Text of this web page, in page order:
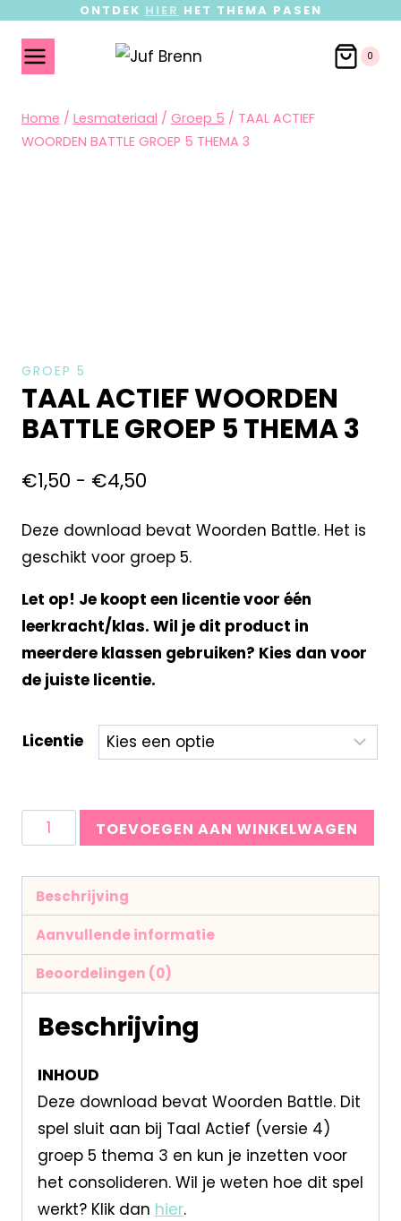
ONTDEK HIER HET THEMA PASEN
0
Home / Lesmateriaal / Groep 5 / TAAL ACTIEF
WOORDEN BATTLE GROEP 5 THEMA 3
GROEP 5
TAAL ACTIEF WOORDEN
BATTLE GROEP 5 THEMA 3
€1,50 - €4,50
Deze download bevat Woorden Battle. Het is
geschikt voor groep 5.
Let op! Je koopt een licentie voor één
leerkracht/klas. Wil je dit product in
meerdere klassen gebruiken? Kies dan voor
de juiste licentie.
Licentie
TOEVOEGEN AAN WINKELWAGEN
Beschrijving
Aanvullende informatie
Beoordelingen (0)
Beschrijving
INHOUD
Deze download bevat Woorden Battle. Dit
spel sluit aan bij Taal Actief (versie 4)
groep 5 thema 3 en kun je inzetten voor
het consolideren. Wil je weten hoe dit spel
werkt? Klik dan hier.